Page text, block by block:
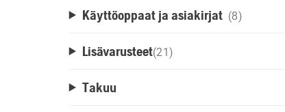
Käyttöoppaat ja asiakirjat (8)
Lisävarusteet(21)
Takuu